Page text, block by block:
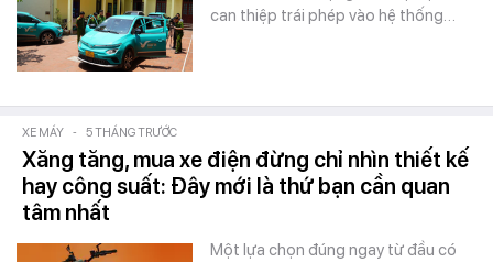
can thiệp trái phép vào hệ thống…
XE MÁY - 5 THÁNG TRƯỚC
Xăng tăng, mua xe điện đừng chỉ nhìn thiết kế
hay công suất: Đây mới là thứ bạn cần quan
tâm nhất
Một lựa chọn đúng ngay từ đầu có